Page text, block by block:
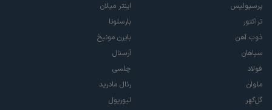
پرسپولیس
تراکتور
ذوب آهن
سپاهان
فولاد
ملوان
گل‌گهر
اینتر میلان
بارسلونا
بایرن مونیخ
آرسنال
چلسی
رئال مادرید
لیورپول